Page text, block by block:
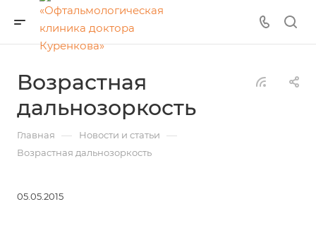
Возрастная
дальнозоркость
Главная — Новости и статьи —
Возрастная дальнозоркость
05.05.2015